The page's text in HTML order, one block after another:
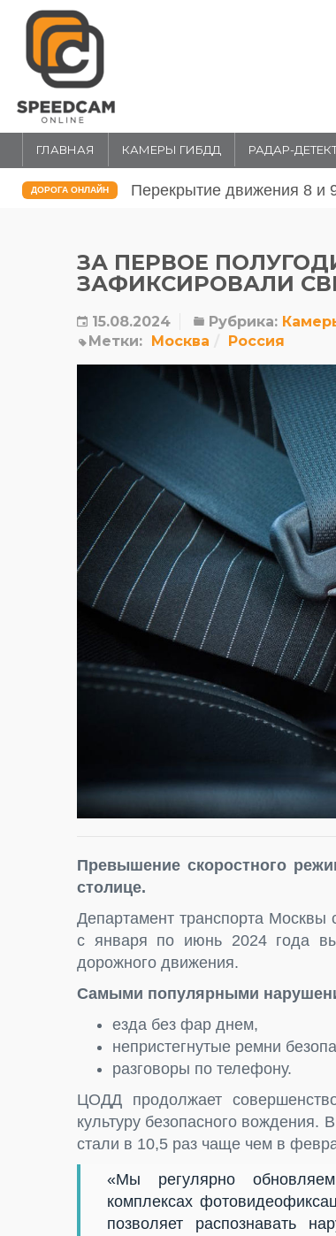
ГЛАВНАЯ КАМЕРЫ ГИБДД РАДАР-
ДОРОГА ОНЛАЙН Перекрытие движения 31
ЗА ПЕРВОЕ
ЗАФИКСИРОВАЛИ
15.08.2024 Рубрика:
Метки: Москва Россия
Превышение скоростного
столице.
Департамент транспорта
с января по июнь 2024 года
дорожного движения.
Самыми популярными
езда без фар днем,
непристегнутые ремни
разговоры по телефону.
ЦОДД продолжает
культуру безопасного
стали в 10,5 раз чаще чем в
«Мы регулярно
комплексах
позволяет распознавать